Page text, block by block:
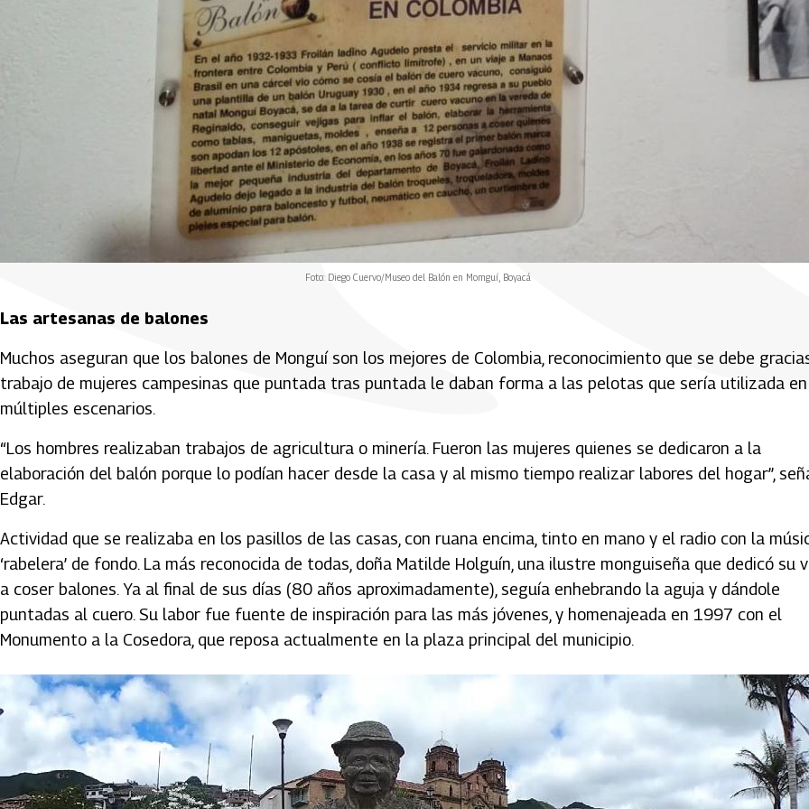
Foto: Diego Cuervo/Museo del Balón en Momguí, Boyacá
Las artesanas de balones
Muchos aseguran que los balones de Monguí son los mejores de Colombia, reconocimiento que se debe
trabajo de mujeres campesinas que puntada tras puntada le daban forma a las pelotas que sería utilizada en
múltiples escenarios.
“Los hombres realizaban trabajos de agricultura o minería. Fueron las mujeres quienes se dedicaron a la
elaboración del balón porque lo podían hacer desde la casa y al mismo tiempo realizar labores del hogar”,
Edgar.
Actividad que se realizaba en los pasillos de las casas, con ruana encima, tinto en mano y el radio con la
‘rabelera’ de fondo. La más reconocida de todas, doña Matilde Holguín, una ilustre monguiseña que dedicó su
a coser balones. Ya al final de sus días (80 años aproximadamente), seguía enhebrando la aguja y dándole
puntadas al cuero. Su labor fue fuente de inspiración para las más jóvenes, y homenajeada en 1997 con el
Monumento a la Cosedora, que reposa actualmente en la plaza principal del municipio.